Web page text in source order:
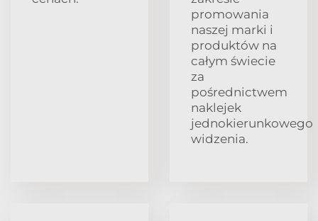
promowania
naszej marki i
produktów na
całym świecie
za
pośrednictwem
naklejek
jednokierunkowego
widzenia.